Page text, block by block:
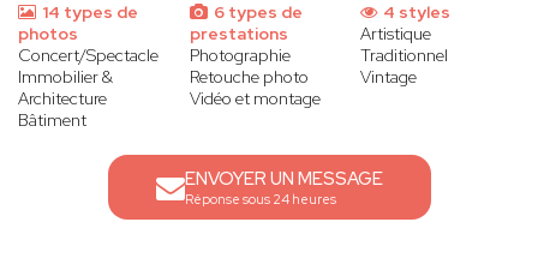
14 types de
photos
Concert/Spectacle
Immobilier &
Architecture
Bâtiment
6 types de
prestations
Photographie
Retouche photo
Vidéo et montage
4 styles
Artistique
Traditionnel
Vintage
ENVOYER UN MESSAGE
Réponse sous 24 heures